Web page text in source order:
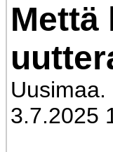
Mettä
3.7.2025